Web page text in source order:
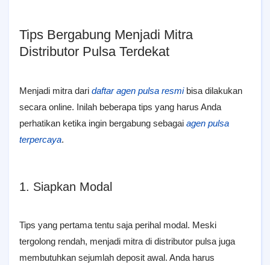
Tips Bergabung Menjadi Mitra
Distributor Pulsa Terdekat
Menjadi mitra dari daftar agen pulsa resmibisa dilakukan
secara online. Inilah beberapa tips yang harus Anda
perhatikan ketika ingin bergabung sebagai agen pulsa
terpercaya.
1. Siapkan Modal
Tips yang pertama tentu saja perihal modal. Meski
tergolong rendah, menjadi mitra di distributor pulsa juga
membutuhkan sejumlah deposit awal. Anda harus